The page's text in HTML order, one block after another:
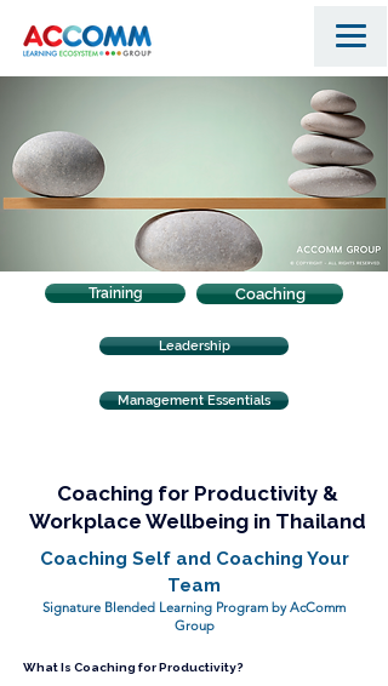
Training Coaching
Leadership
Management Essentials
Coaching for Productivity &
Workplace Wellbeing in Thailand
Coaching Self and Coaching Your
Team
Signature Blended Learning Program by AcComm
Group
What Is Coaching for Productivity?